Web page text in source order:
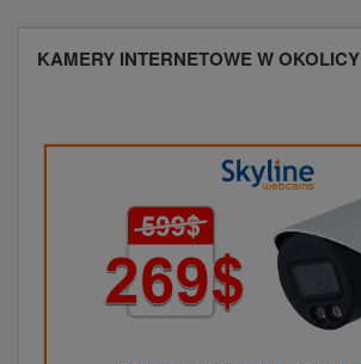
KAMERY INTERNETOWE W OKOLICY